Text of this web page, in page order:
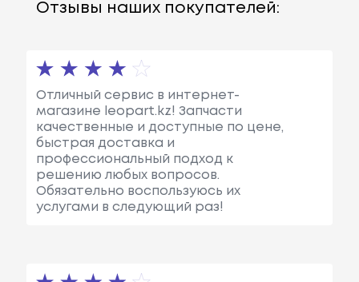
Отзывы наших покупателей:
Отличный сервис в интернет-
магазине leopart.kz! Запчасти
качественные и доступные по цене,
быстрая доставка и
профессиональный подход к
решению любых вопросов.
Обязательно воспользуюсь их
услугами в следующий раз!